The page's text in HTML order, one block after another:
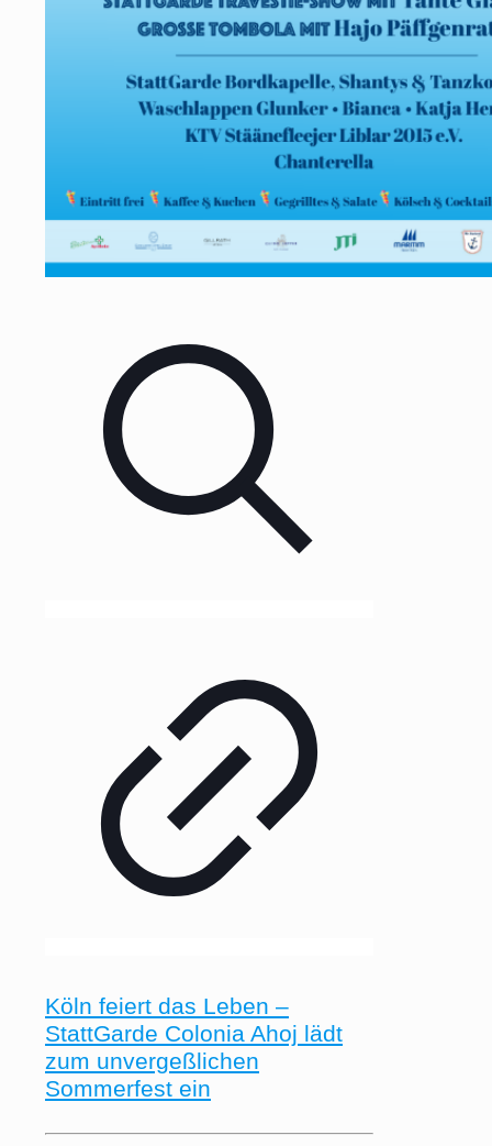
Köln feiert das Leben –
StattGarde Colonia Ahoj lädt
zum unvergeßlichen
Sommerfest ein